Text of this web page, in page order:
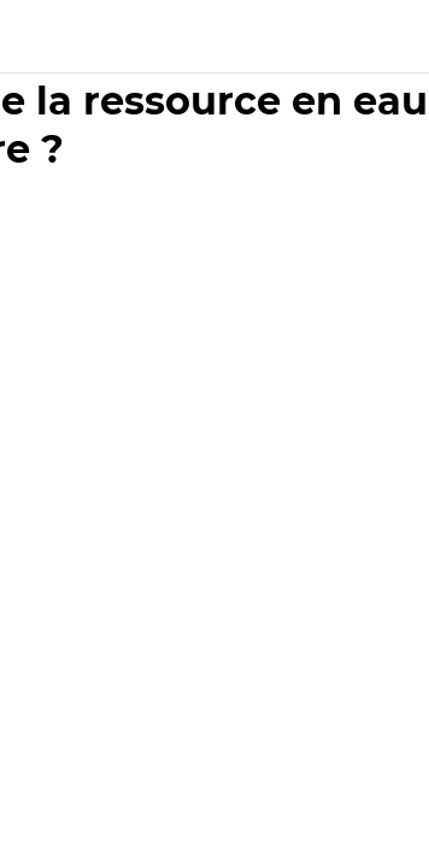
la ressource en eau
?